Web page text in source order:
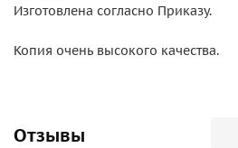
Изготовлена согласно Приказу.
Копия очень высокого качества.
Отзывы